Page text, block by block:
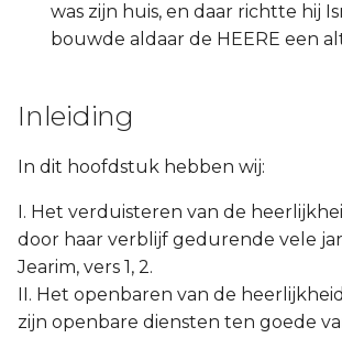
was zijn huis, en daar richtte hij
bouwde aldaar de HEERE een
Inleiding
In dit hoofdstuk hebben wij:
I. Het verduisteren van de
door haar verblijf gedurende vele
Jearim, vers 1, 2.
II. Het openbaren van de
zijn openbare diensten ten goede